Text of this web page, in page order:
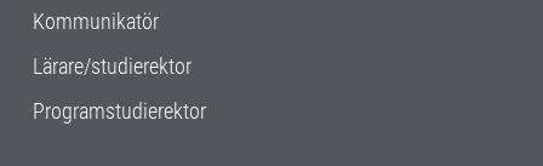
Kommunikatör
Lärare/studierektor
Programstudierektor